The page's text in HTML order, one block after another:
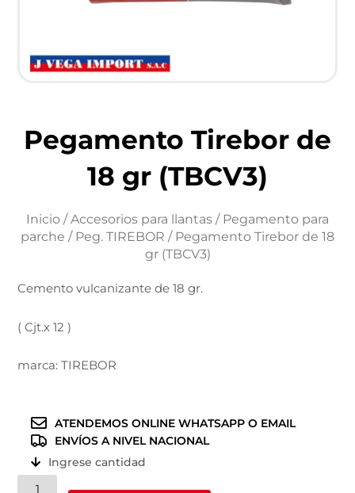
Pegamento Tirebor de
18 gr (TBCV3)
Inicio /Accesorios para llantas / Pegamento para
parche / Peg. TIREBOR / Pegamento Tirebor de 18
gr (TBCV3)
Cemento vulcanizante de 18 gr.
( Cjt.x 12 )
marca: TIREBOR
ATENDEMOS ONLINE WHATSAPP O EMAIL
ENVÍOS A NIVEL NACIONAL
Ingrese cantidad
Pegamento